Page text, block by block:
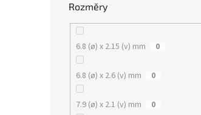
Rozměry
6.8 (ø) x 2.15 (v) mm 0
6.8 (ø) x 2.6 (v) mm 0
7.9 (ø) x 2.1 (v) mm 0